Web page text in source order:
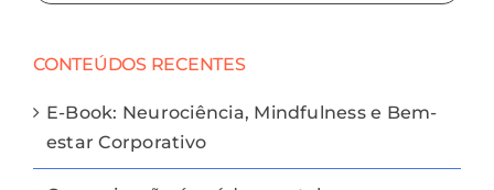
for:
CONTEÚDOS RECENTES
E-Book: Neurociência, Mindfulness e Bem-
estar Corporativo